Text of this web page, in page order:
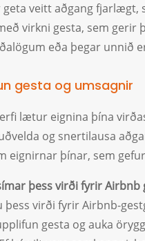
geta veitt aðgang
virkni gesta, sem
eða þegar unnið
gesta og umsagnir
lætur eignina þína
og snertilausa
eignirnar þínar, sem
þess virði fyrir Airbnb
þess virði fyrir Airbnb-
gesta og auka